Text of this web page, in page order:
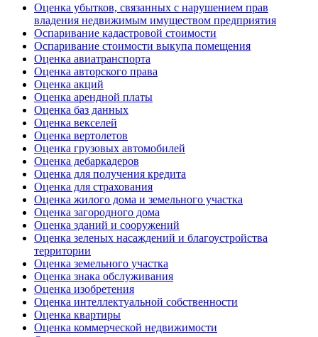
Оценка убытков, связанных с нарушением прав
владения недвижимым имуществом предприятия
Оспаривание кадастровой стоимости
Оспаривание стоимости выкупа помещения
Оценка авиатранспорта
Оценка авторского права
Оценка акций
Оценка арендной платы
Оценка баз данных
Оценка векселей
Оценка вертолетов
Оценка грузовых автомобилей
Оценка дебаркадеров
Оценка для получения кредита
Оценка для страхования
Оценка жилого дома и земельного участка
Оценка загородного дома
Оценка зданий и сооружений
Оценка зеленых насаждений и благоустройства
территории
Оценка земельного участка
Оценка знака обслуживания
Оценка изобретения
Оценка интеллектуальной собственности
Оценка квартиры
Оценка коммерческой недвижимости